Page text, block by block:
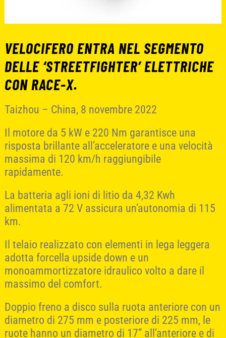
VELOCIFERO ENTRA NEL SEGMENTO
DELLE ‘STREETFIGHTER’ ELETTRICHE
CON RACE-X.
Taizhou – China, 8 novembre 2022
Il motore da 5 kW e 220 Nm garantisce una
risposta brillante all’acceleratore e una velocità
massima di 120 km/h raggiungibile
rapidamente.
La batteria agli ioni di litio da 4,32 Kwh
alimentata a 72 V assicura un’autonomia di 115
km.
Il telaio realizzato con elementi in lega leggera
adotta forcella upside down e un
monoammortizzatore idraulico volto a dare il
massimo del comfort.
Doppio freno a disco sulla ruota anteriore con un
diametro di 275 mm e posteriore di 225 mm, le
ruote hanno un diametro di 17” all’anteriore e di